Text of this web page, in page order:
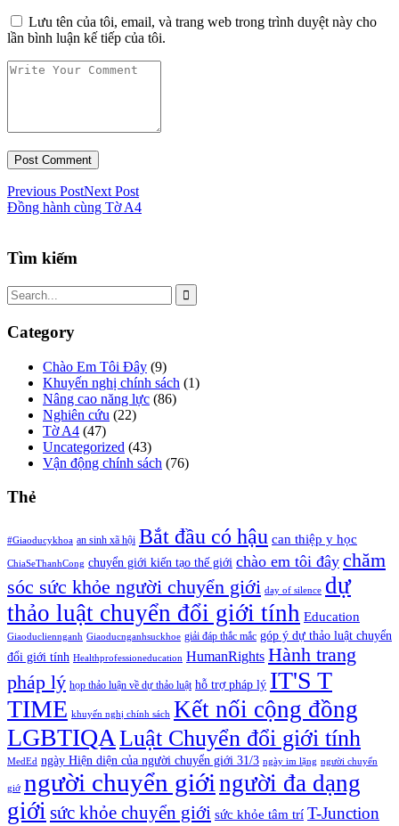
Lưu tên của tôi, email, và trang web trong trình duyệt này cho
lần bình luận kế tiếp của tôi.
Previous PostNext Post
Đồng hành cùng Tờ A4
Tìm kiếm
Category
Chào Em Tôi Đây (9)
Khuyến nghị chính sách (1)
Nâng cao năng lực (86)
Nghiên cứu (22)
Tờ A4 (47)
Uncategorized (43)
Vận động chính sách (76)
Thẻ
#Giaoducykhoa an sinh xã hội Bắt đầu có hậu can thiệp y học
ChiaSeThanhCong chuyển giới kiến tạo thế giới chào em tôi đây chăm
sóc sức khỏe người chuyển giới day of silence dự
thảo luật chuyển đổi giới tính Education
Giaoducliennganh Giaoducnganhsuckhoe giải đáp thắc mắc góp ý dự thảo luật chuyển
đổi giới tính Healthprofessioneducation HumanRights Hành trang
pháp lý họp thảo luận về dự thảo luật hỗ trợ pháp lý IT'S T
TIME khuyến nghị chính sách Kết nối cộng đồng
LGBTIQA Luật Chuyển đổi giới tính
MedEd ngày Hiện diện của người chuyển giới 31/3 ngày im lặng người chuyển
giớ người chuyển giới người đa dạng
giới sức khỏe chuyển giới sức khỏe tâm trí T-Junction